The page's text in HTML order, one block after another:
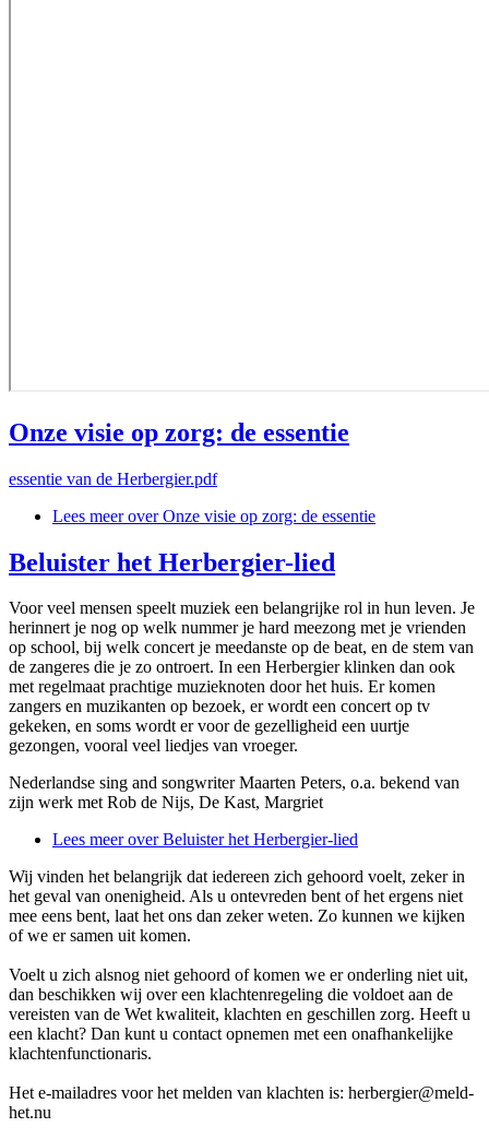
Onze visie op zorg: de essentie
essentie van de Herbergier.pdf
Lees meerover Onze visie op zorg: de essentie
Beluister het Herbergier-lied
Voor veel mensen speelt muziek een belangrijke rol in hun leven. Je
herinnert je nog op welk nummer je hard meezong met je vrienden
op school, bij welk concert je meedanste op de beat, en de stem van
de zangeres die je zo ontroert. In een Herbergier klinken dan ook
met regelmaat prachtige muzieknoten door het huis. Er komen
zangers en muzikanten op bezoek, er wordt een concert op tv
gekeken, en soms wordt er voor de gezelligheid een uurtje
gezongen, vooral veel liedjes van vroeger.
Nederlandse sing and songwriter Maarten Peters, o.a. bekend van
zijn werk met Rob de Nijs, De Kast, Margriet
Lees meerover Beluister het Herbergier-lied
Wij vinden het belangrijk dat iedereen zich gehoord voelt, zeker in
het geval van onenigheid. Als u ontevreden bent of het ergens niet
mee eens bent, laat het ons dan zeker weten. Zo kunnen we kijken
of we er samen uit komen.
Voelt u zich alsnog niet gehoord of komen we er onderling niet uit,
dan beschikken wij over een klachtenregeling die voldoet aan de
vereisten van de Wet kwaliteit, klachten en geschillen zorg. Heeft u
een klacht? Dan kunt u contact opnemen met een onafhankelijke
klachtenfunctionaris.
Het e-mailadres voor het melden van klachten is: herbergier@meld-
het.nu